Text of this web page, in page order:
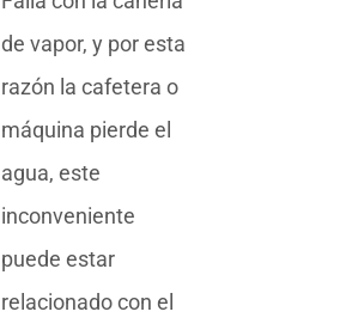
de vapor, y por esta
razón la cafetera o
máquina pierde el
agua, este
inconveniente
puede estar
relacionado con el